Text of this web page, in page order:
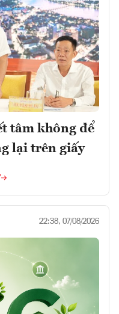
tâm không để
lại trên giấy
22:38, 07/08/2026